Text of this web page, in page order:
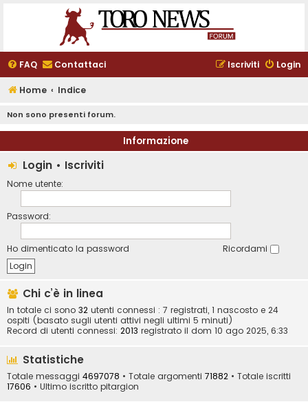
FAQ Contattaci Login
Iscriviti
Home Indice
Non sono presenti forum.
Informazione
Login • Iscriviti
Nome utente:
Password:
Ho dimenticato la password Ricordami
Chi c’è in linea
In totale ci sono 32 utenti connessi : 7 registrati, 1 nascosto e 24
ospiti (basato sugli utenti attivi negli ultimi 5 minuti)
Record di utenti connessi: 2013 registrato il dom 10 ago 2025, 6:33
Statistiche
Totale messaggi 4697078 • Totale argomenti 71882 • Totale iscritti
17606 • Ultimo iscritto pitargion